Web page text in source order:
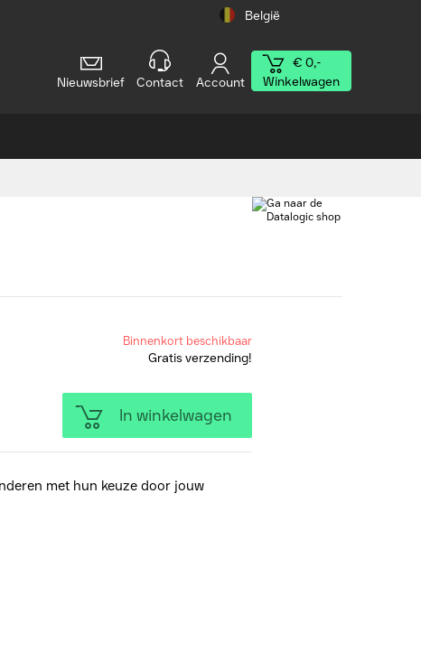
België
Nieuwsbrief Contact Account
€ 0,-
Winkelwagen
Binnenkort beschikbaar
Gratis verzending!
In winkelwagen
met hun keuze door jouw